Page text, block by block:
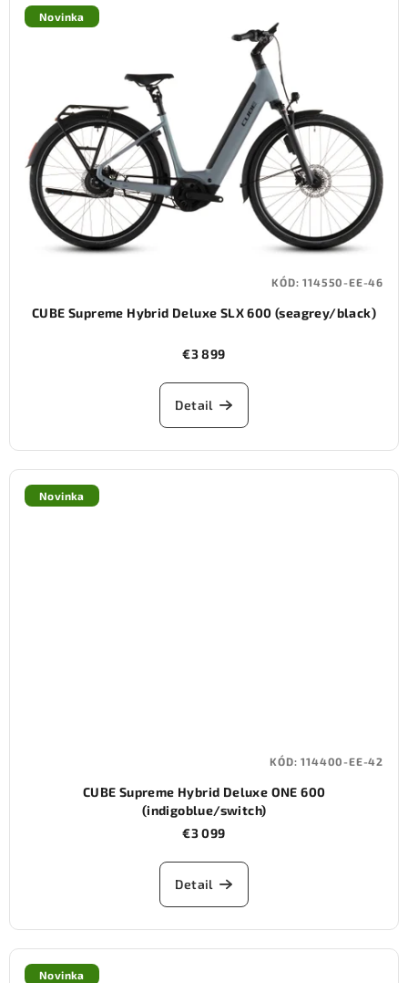
Novinka
CUBE Supreme Hybrid Deluxe SLX 600 (seagrey/black)
€3 899
Detail
KÓD:114550-EE-46
Novinka
CUBE Supreme Hybrid Deluxe ONE 600
(indigoblue/switch)
€3 099
Detail
KÓD:114400-EE-42
Novinka